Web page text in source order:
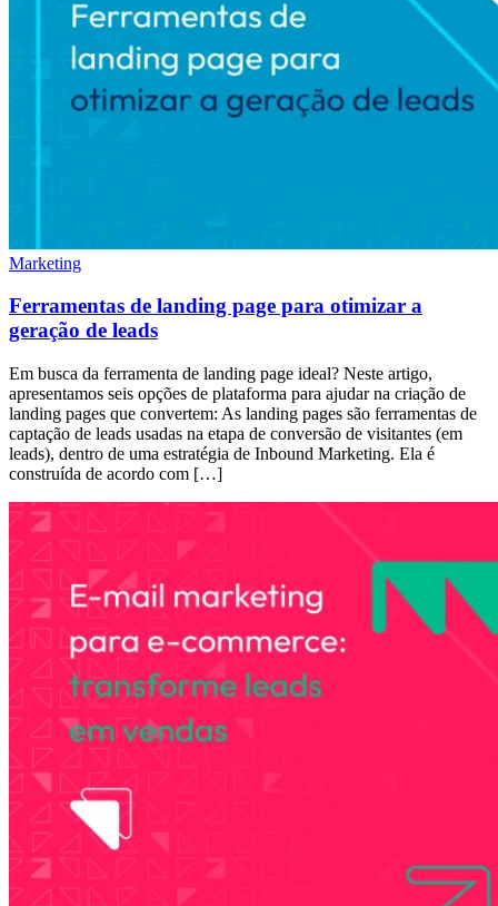
Marketing
Ferramentas de landing page para otimizar a
geração de leads
Em busca da ferramenta de landing page ideal? Neste artigo,
apresentamos seis opções de plataforma para ajudar na criação de
landing pages que convertem: As landing pages são ferramentas de
captação de leads usadas na etapa de conversão de visitantes (em
leads), dentro de uma estratégia de Inbound Marketing. Ela é
construída de acordo com […]